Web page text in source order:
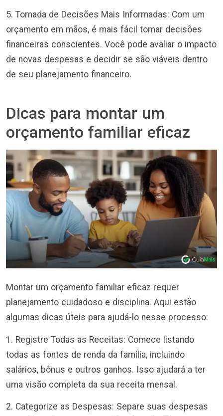
5. Tomada de Decisões Mais Informadas: Com um
orçamento em mãos, é mais fácil tomar decisões
financeiras conscientes. Você pode avaliar o impacto
de novas despesas e decidir se são viáveis dentro
de seu planejamento financeiro.
Dicas para montar um
orçamento familiar eficaz
Montar um orçamento familiar eficaz requer
planejamento cuidadoso e disciplina. Aqui estão
algumas dicas úteis para ajudá-lo nesse processo:
1. Registre Todas as Receitas: Comece listando
todas as fontes de renda da família, incluindo
salários, bônus e outros ganhos. Isso ajudará a ter
uma visão completa da sua receita mensal.
2. Categorize as Despesas: Separe suas despesas